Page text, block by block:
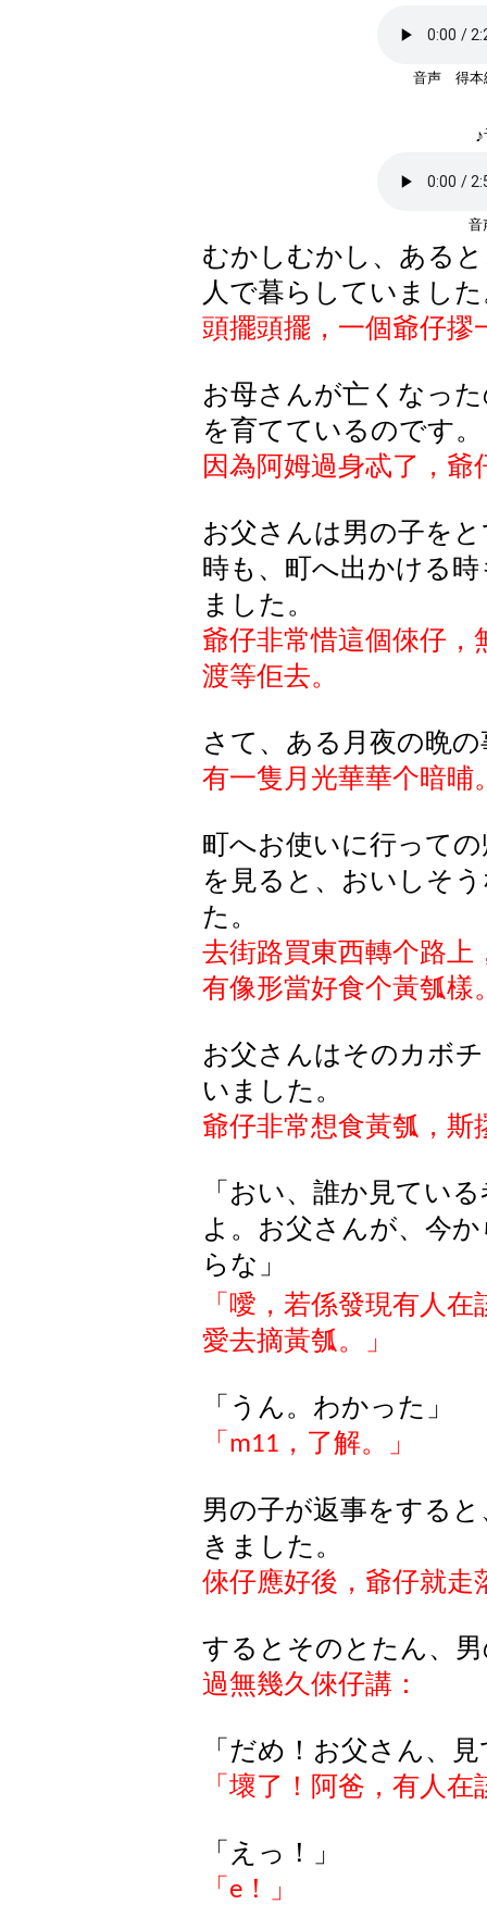
音声 得本
むかしむかし、ある
人で暮らしていまし
頭擺頭擺，一個爺仔摎
お母さんが亡くなっ
を育てているのです。
因為阿姆過身忒了，
お父さんは男の子を
時も、町へ出かける
ました。
爺仔非常惜這個倈仔，
渡等佢去。
さて、ある月夜の晩
有一隻月光華華个暗晡
町へお使いに行って
を見ると、おいしそ
た。
去街路買東西轉个路上
有像形當好食个黃瓠樣
お父さんはそのカボ
いました。
爺仔非常想食黃瓠，斯
「おい、誰か見てい
よ。お父さんが、今
らな」
「噯，若係發現有人
愛去摘黃瓠。」
「うん。わかった」
「 m11 ，了解。」
男の子が返事をする
きました。
倈仔應好後，爺仔就走
するとそのとたん、
過無幾久倈仔講：
「だめ！お父さん、
「壞了！阿爸，有人在
「えっ！」
「 e ！」